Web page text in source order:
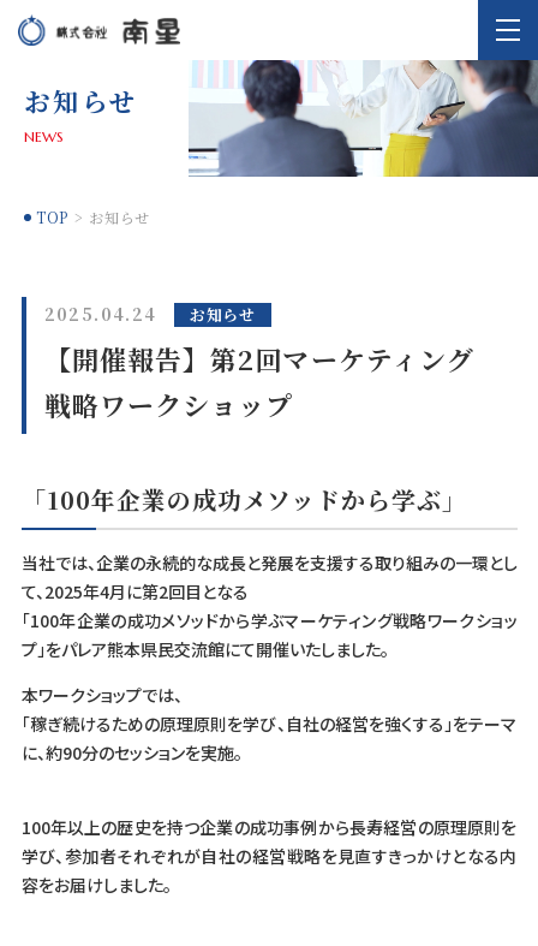
お知らせ
NEWS
TOP お知らせ
2025.04.24 お知らせ
【開催報告】第2回マーケティング
戦略ワークショップ
「100年企業の成功メソッドから学ぶ」
当社では、企業の永続的な成長と発展を支援する取り組みの一環とし
て、2025年4月に第2回目となる
「100年企業の成功メソッドから学ぶマーケティング戦略ワークショッ
プ」をパレア熊本県民交流館にて開催いたしました。
本ワークショップでは、
「稼ぎ続けるための原理原則を学び、自社の経営を強くする」をテーマ
に、約90分のセッションを実施。
100年以上の歴史を持つ企業の成功事例から長寿経営の原理原則を
学び、参加者それぞれが自社の経営戦略を見直すきっかけとなる内
容をお届けしました。